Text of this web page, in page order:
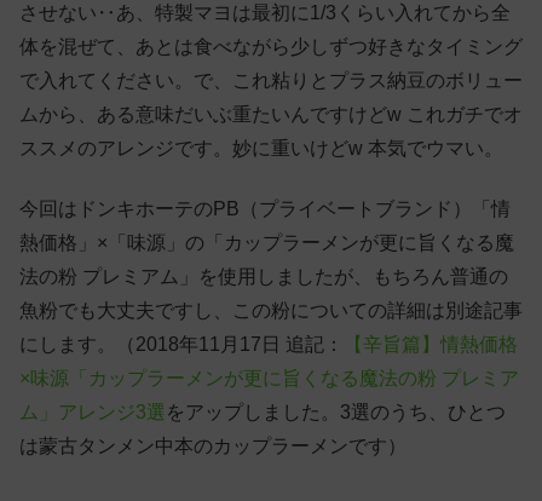
させない‥あ、特製マヨは最初に1/3くらい入れてから全
体を混ぜて、あとは食べながら少しずつ好きなタイミング
で入れてください。で、これ粘りとプラス納豆のボリュー
ムから、ある意味だいぶ重たいんですけどw これガチでオ
ススメのアレンジです。妙に重いけどw 本気でウマい。
今回はドンキホーテのPB（プライベートブランド）「情
熱価格」×「味源」の「カップラーメンが更に旨くなる魔
法の粉 プレミアム」を使用しましたが、もちろん普通の
魚粉でも大丈夫ですし、この粉についての詳細は別途記事
にします。（2018年11月17日 追記：
【辛旨篇】情熱価格
×味源「カップラーメンが更に旨くなる魔法の粉 プレミア
ム」アレンジ3選 をアップしました。3選のうち、ひとつ
は蒙古タンメン中本のカップラーメンです）